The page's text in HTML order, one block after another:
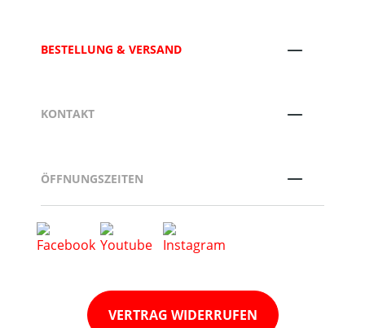
BESTELLUNG & VERSAND
KONTAKT
ÖFFNUNGSZEITEN
VERTRAG WIDERRUFEN